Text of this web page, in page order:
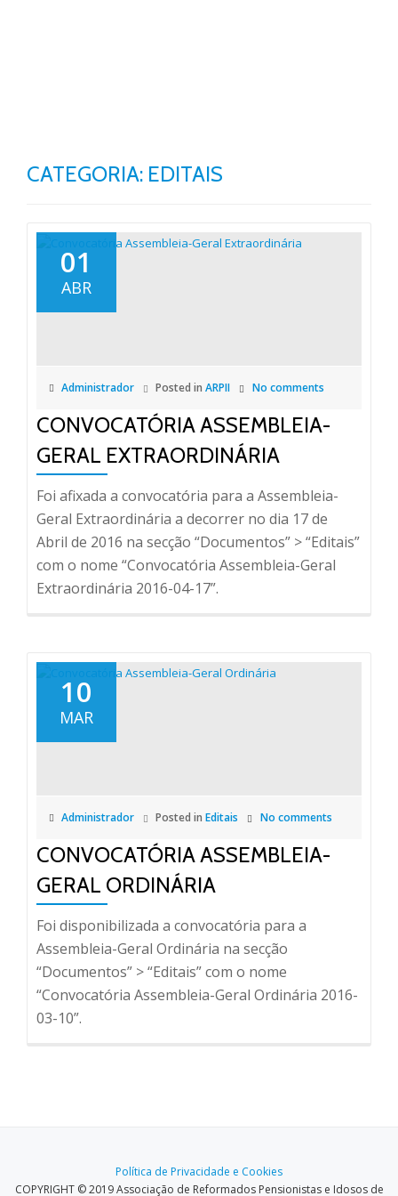
CATEGORIA: EDITAIS
01
ABR
Administrador Posted in ARPII No comments
CONVOCATÓRIA ASSEMBLEIA-
GERAL EXTRAORDINÁRIA
Foi afixada a convocatória para a Assembleia-
Geral Extraordinária a decorrer no dia 17 de
Abril de 2016 na secção “Documentos” > “Editais”
com o nome “Convocatória Assembleia-Geral
Extraordinária 2016-04-17”.
10
MAR
Administrador Posted in Editais No comments
CONVOCATÓRIA ASSEMBLEIA-
GERAL ORDINÁRIA
Foi disponibilizada a convocatória para a
Assembleia-Geral Ordinária na secção
“Documentos” > “Editais” com o nome
“Convocatória Assembleia-Geral Ordinária 2016-
03-10”.
Política de Privacidade e Cookies
COPYRIGHT © 2019 Associação de Reformados Pensionistas e Idosos de